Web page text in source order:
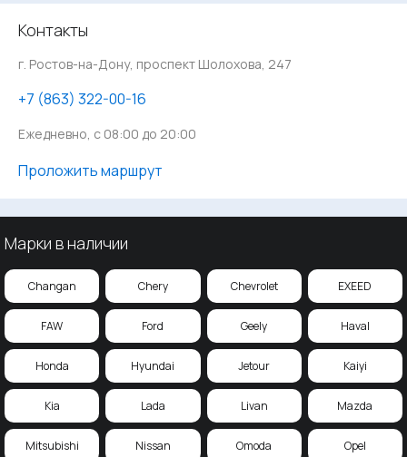
Контакты
г. Ростов-на-Дону, проспект Шолохова, 247
‪+7 (863) 322-00-16
Ежедневно, с 08:00 до 20:00
Проложить маршрут
Марки в наличии
Changan Chery Chevrolet EXEED
FAW Ford Geely Haval
Honda Hyundai Jetour Kaiyi
Kia Lada Livan Mazda
Mitsubishi Nissan Omoda Opel